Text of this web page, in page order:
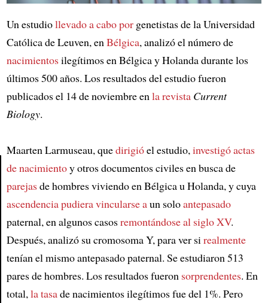
Article
Un estudiollevado a cabo porgenetistas de la Universidad
Católica de Leuven, en Bélgica, analizó el número de
nacimientosilegítimos en Bélgica y Holanda durante los
últimos 500 años. Los resultados del estudio fueron
publicados el 14 de noviembre en la revista Current
Biology.
Maarten Larmuseau, quedirigióel estudio, investigóactas
de nacimientoy otros documentos civiles en busca de
parejasde hombres viviendo en Bélgica u Holanda, y cuya
ascendenciapudiera vincularse aun soloantepasado
paternal, en algunos casosremontándose al siglo XV.
Después, analizó su cromosoma Y, para ver si realmente
tenían el mismo antepasado paternal. Se estudiaron 513
pares de hombres. Los resultados fueron sorprendentes. En
total, la tasade nacimientos ilegítimos fue del 1%. Pero